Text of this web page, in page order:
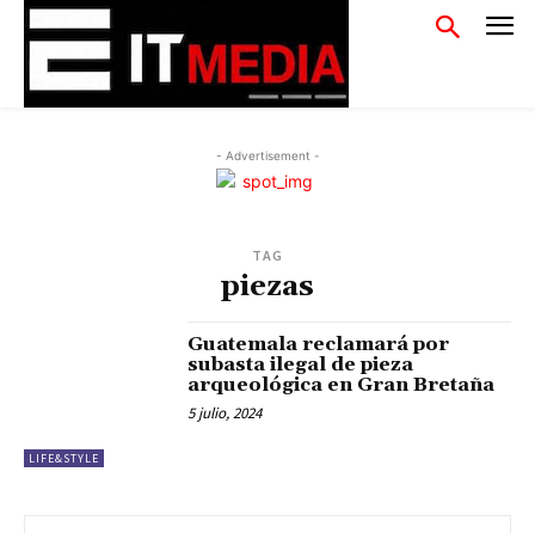
- Advertisement -
TAG
piezas
LIFE&STYLE
Guatemala reclamará por
subasta ilegal de pieza
arqueológica en Gran Bretaña
5 julio, 2024